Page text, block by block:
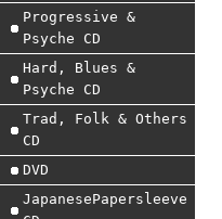
Progressive &
Psyche CD
Hard, Blues &
Psyche CD
Trad, Folk & Others
CD
DVD
JapanesePapersleeve